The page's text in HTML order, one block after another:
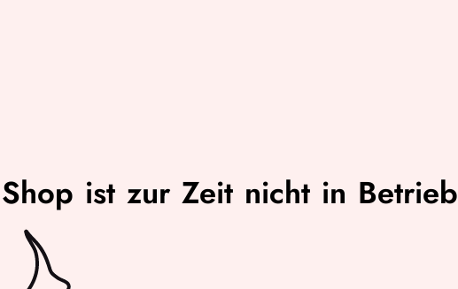
ist zur Zeit nicht in Betrieb